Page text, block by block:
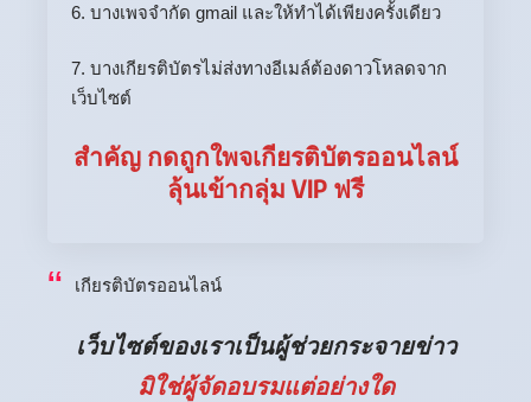
6. บางเพจจำกัด gmail และให้ทำได้เพียงครั้งเดียว
7. บางเกียรติบัตรไม่ส่งทางอีเมล์ต้องดาวโหลดจาก
เว็บไซต์
สำคัญ กดถูกใพจเกียรติบัตรออนไลน์
ลุ้นเข้ากลุ่ม VIP ฟรี
เกียรติบัตรออนไลน์
เว็บไซต์ของเราเป็นผู้ช่วยกระจายข่าว
มิใช่ผู้จัดอบรมแต่อย่างใด